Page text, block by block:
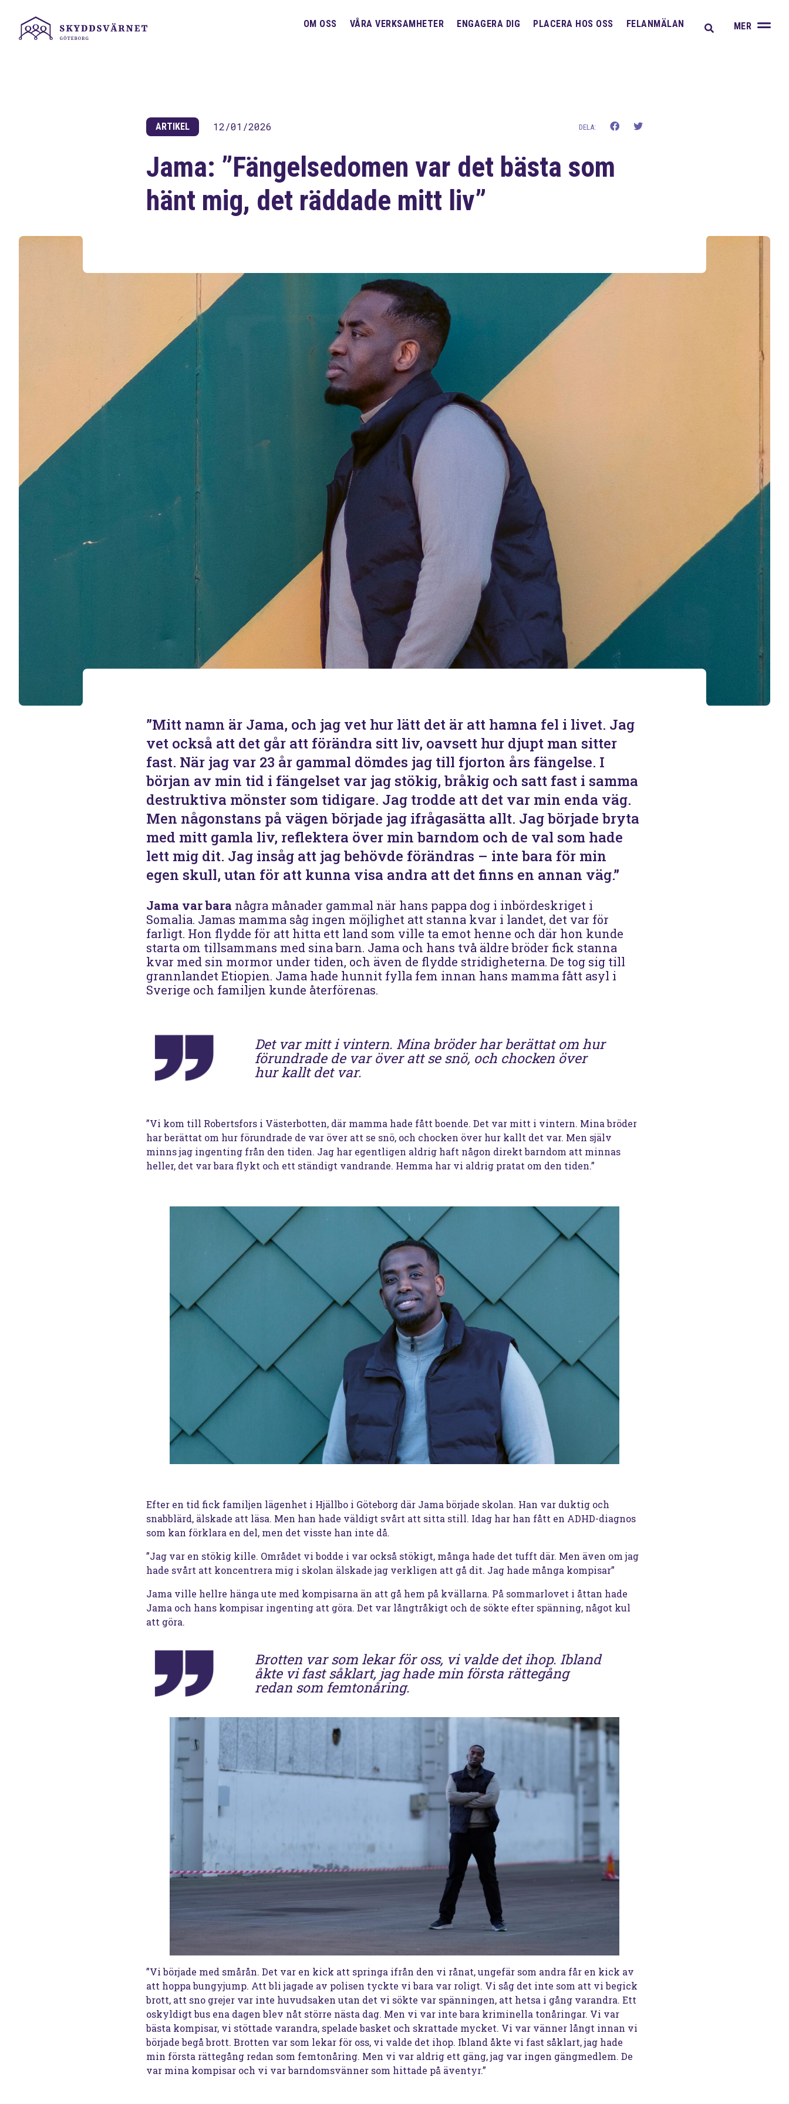
OM OSS VÅRA VERKSAMHETER ENGAGERA DIG PLACERA HOS OSS FELANMÄLAN MER A
ARTIKEL 12/01/2026 DELA:
Jama: ”Fängelsedomen var det bästa som
hänt mig, det räddade mitt liv”
”Mitt namn är Jama, och jag vet hur lätt det är att hamna fel i livet. Jag
vet också att det går att förändra sitt liv, oavsett hur djupt man sitter
fast. När jag var 23 år gammal dömdes jag till fjorton års fängelse. I
början av min tid i fängelset var jag stökig, bråkig och satt fast i samma
destruktiva mönster som tidigare. Jag trodde att det var min enda väg.
Men någonstans på vägen började jag ifrågasätta allt. Jag började bryta
med mitt gamla liv, reflektera över min barndom och de val som hade
lett mig dit. Jag insåg att jag behövde förändras – inte bara för min
egen skull, utan för att kunna visa andra att det finns en annan väg.”
Jama var bara några månader gammal när hans pappa dog i inbördeskriget i
Somalia. Jamas mamma såg ingen möjlighet att stanna kvar i landet, det var för
farligt. Hon flydde för att hitta ett land som ville ta emot henne och där hon kunde
starta om tillsammans med sina barn. Jama och hans två äldre bröder fick stanna
kvar med sin mormor under tiden, och även de flydde stridigheterna. De tog sig till
grannlandet Etiopien. Jama hade hunnit fylla fem innan hans mamma fått asyl i
Sverige och familjen kunde återförenas.
Det var mitt i vintern. Mina bröder har berättat om hur
förundrade de var över att se snö, och chocken över
hur kallt det var.
”Vi kom till Robertsfors i Västerbotten, där mamma hade fått boende. Det var mitt i vintern. Mina bröder
har berättat om hur förundrade de var över att se snö, och chocken över hur kallt det var. Men själv
minns jag ingenting från den tiden. Jag har egentligen aldrig haft någon direkt barndom att minnas
heller, det var bara flykt och ett ständigt vandrande. Hemma har vi aldrig pratat om den tiden.”
Efter en tid fick familjen lägenhet i Hjällbo i Göteborg där Jama började skolan. Han var duktig och
snabblärd, älskade att läsa. Men han hade väldigt svårt att sitta still. Idag har han fått en ADHD-diagnos
som kan förklara en del, men det visste han inte då.
”Jag var en stökig kille. Området vi bodde i var också stökigt, många hade det tufft där. Men även om jag
hade svårt att koncentrera mig i skolan älskade jag verkligen att gå dit. Jag hade många kompisar”
Jama ville hellre hänga ute med kompisarna än att gå hem på kvällarna. På sommarlovet i åttan hade
Jama och hans kompisar ingenting att göra. Det var långtråkigt och de sökte efter spänning, något kul
att göra.
Brotten var som lekar för oss, vi valde det ihop. Ibland
åkte vi fast såklart, jag hade min första rättegång
redan som femtonåring.
”Vi började med smårån. Det var en kick att springa ifrån den vi rånat, ungefär som andra får en kick av
att hoppa bungyjump. Att bli jagade av polisen tyckte vi bara var roligt. Vi såg det inte som att vi begick
brott, att sno grejer var inte huvudsaken utan det vi sökte var spänningen, att hetsa i gång varandra. Ett
oskyldigt bus ena dagen blev nåt större nästa dag. Men vi var inte bara kriminella tonåringar. Vi var
bästa kompisar, vi stöttade varandra, spelade basket och skrattade mycket. Vi var vänner långt innan vi
började begå brott. Brotten var som lekar för oss, vi valde det ihop. Ibland åkte vi fast såklart, jag hade
min första rättegång redan som femtonåring. Men vi var aldrig ett gäng, jag var ingen gängmedlem. De
var mina kompisar och vi var barndomsvänner som hittade på äventyr.”